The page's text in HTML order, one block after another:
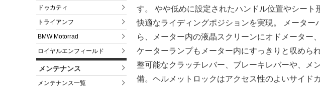
ドゥカティ
トライアンフ
BMW Motorrad
ロイヤルエンフィールド
メンテナンス
メンテナンス一覧
す。 やや低めに設定されたハンドル位置やシー
快適なライディングポジションを実現。 メータ
ら、メーター内の液晶スクリーンにオドメーター
ケーターランプもメーター内にすっきりと収めら
整可能なクラッチレバー、ブレーキレバーや、メ
備。ヘルメットロックはアクセス性のよいサイド